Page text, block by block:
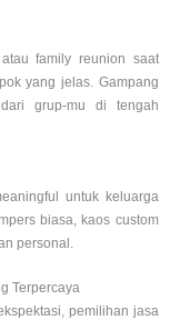
family reunion saat
yang jelas. Gampang
grup-mu di tengah
untuk keluarga
biasa, kaos custom
personal.
Terpercaya
pemilihan jasa